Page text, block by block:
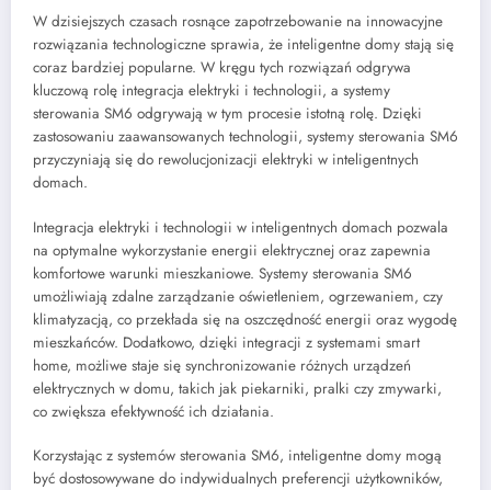
W dzisiejszych czasach rosnące zapotrzebowanie na innowacyjne
rozwiązania technologiczne sprawia, że inteligentne domy stają się
coraz bardziej popularne. W kręgu tych rozwiązań odgrywa
kluczową rolę integracja elektryki i technologii, a systemy
sterowania SM6 odgrywają w tym procesie istotną rolę. Dzięki
zastosowaniu zaawansowanych technologii, systemy sterowania SM6
przyczyniają się do rewolucjonizacji elektryki w inteligentnych
domach.
Integracja elektryki i technologii w inteligentnych domach pozwala
na optymalne wykorzystanie energii elektrycznej oraz zapewnia
komfortowe warunki mieszkaniowe. Systemy sterowania SM6
umożliwiają zdalne zarządzanie oświetleniem, ogrzewaniem, czy
klimatyzacją, co przekłada się na oszczędność energii oraz wygodę
mieszkańców. Dodatkowo, dzięki integracji z systemami smart
home, możliwe staje się synchronizowanie różnych urządzeń
elektrycznych w domu, takich jak piekarniki, pralki czy zmywarki,
co zwiększa efektywność ich działania.
Korzystając z systemów sterowania SM6, inteligentne domy mogą
być dostosowywane do indywidualnych preferencji użytkowników,